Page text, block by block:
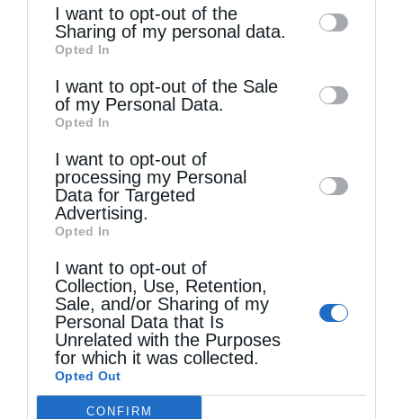
information by third parties on the IAB’s list
of downstream participants. This
information may also be disclosed by us to
third parties on theIAB’s List of
Downstream Participants
disclose it to other third parties.
I want to opt-out of the
Sharing of my personal data.
Opted In
I want to opt-out of the Sale
of my Personal Data.
Opted In
I want to opt-out of
processing my Personal
Data for Targeted
Advertising.
Opted In
I want to opt-out of
Collection, Use, Retention,
Sale, and/or Sharing of my
Personal Data that Is
Unrelated with the Purposes
for which it was collected.
Opted Out
CONFIRM
Όσα πρέπει να γνωρίζουμε για τη νηστεία του...